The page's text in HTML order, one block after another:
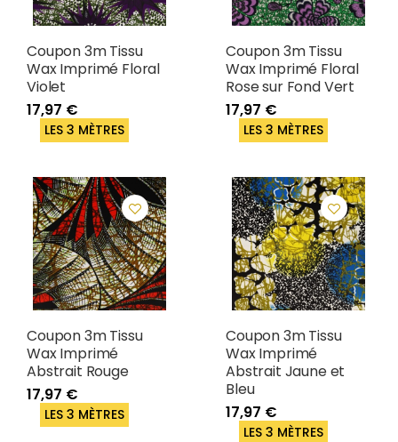
Coupon 3m Tissu
Wax Imprimé Floral
Violet
17,97 €
LES 3 MÈTRES
Coupon 3m Tissu
Wax Imprimé Floral
Rose sur Fond Vert
17,97 €
LES 3 MÈTRES
Coupon 3m Tissu
Wax Imprimé
Abstrait Rouge
17,97 €
LES 3 MÈTRES
Coupon 3m Tissu
Wax Imprimé
Abstrait Jaune et
Bleu
17,97 €
LES 3 MÈTRES